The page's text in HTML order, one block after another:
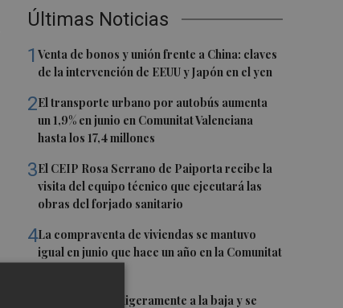
Últimas Noticias
1Venta de bonos y unión frente a China: claves
de la intervención de EEUU y Japón en el yen
2El transporte urbano por autobús aumenta
un 1,9% en junio en Comunitat Valenciana
hasta los 17,4 millones
3El CEIP Rosa Serrano de Paiporta recibe la
visita del equipo técnico que ejecutará las
obras del forjado sanitario
4La compraventa de viviendas se mantuvo
igual en junio que hace un año en la Comunitat
El Ibex 35 abre ligeramente a la baja y se